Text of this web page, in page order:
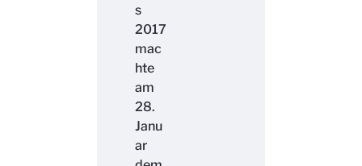
s
2017
mac
hte
am
28.
Janu
ar